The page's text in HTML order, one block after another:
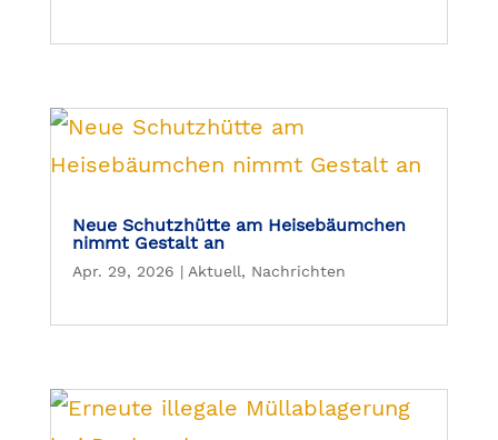
Neue Schutzhütte am Heisebäumchen
nimmt Gestalt an
Apr. 29, 2026 | Aktuell, Nachrichten